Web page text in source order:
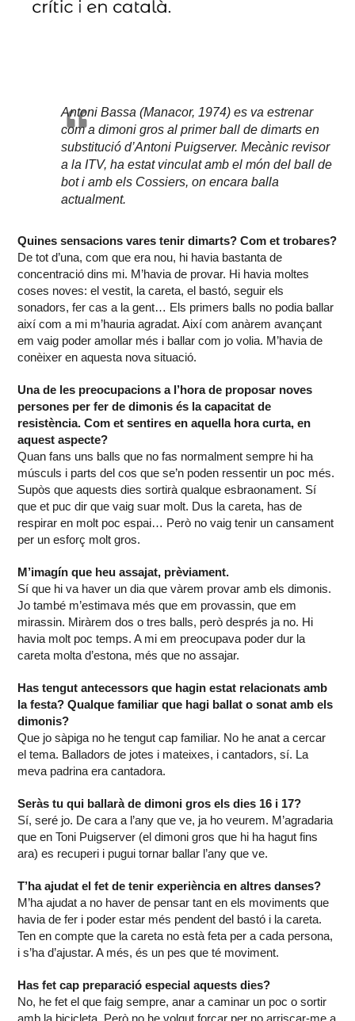
Antoni Bassa (Manacor, 1974) es va estrenar
com a dimoni gros al primer ball de dimarts en
substitució d’Antoni Puigserver. Mecànic revisor
a la ITV, ha estat vinculat amb el món del ball de
bot i amb els Cossiers, on encara balla
actualment.
Quines sensacions vares tenir dimarts? Com et trobares?
De tot d’una, com que era nou, hi havia bastanta de
concentració dins mi. M’havia de provar. Hi havia moltes
coses noves: el vestit, la careta, el bastó, seguir els
sonadors, fer cas a la gent… Els primers balls no podia ballar
així com a mi m’hauria agradat. Així com anàrem avançant
em vaig poder amollar més i ballar com jo volia. M’havia de
conèixer en aquesta nova situació.
Una de les preocupacions a l’hora de proposar noves
persones per fer de dimonis és la capacitat de
resistència. Com et sentires en aquella hora curta, en
aquest aspecte?
Quan fans uns balls que no fas normalment sempre hi ha
músculs i parts del cos que se’n poden ressentir un poc més.
Supòs que aquests dies sortirà qualque esbraonament. Sí
que et puc dir que vaig suar molt. Dus la careta, has de
respirar en molt poc espai… Però no vaig tenir un cansament
per un esforç molt gros.
M’imagín que heu assajat, prèviament.
Sí que hi va haver un dia que vàrem provar amb els dimonis.
Jo també m’estimava més que em provassin, que em
mirassin. Miràrem dos o tres balls, però després ja no. Hi
havia molt poc temps. A mi em preocupava poder dur la
careta molta d’estona, més que no assajar.
Has tengut antecessors que hagin estat relacionats amb
la festa? Qualque familiar que hagi ballat o sonat amb els
dimonis?
Que jo sàpiga no he tengut cap familiar. No he anat a cercar
el tema. Balladors de jotes i mateixes, i cantadors, sí. La
meva padrina era cantadora.
Seràs tu qui ballarà de dimoni gros els dies 16 i 17?
Sí, seré jo. De cara a l’any que ve, ja ho veurem. M’agradaria
que en Toni Puigserver (el dimoni gros que hi ha hagut fins
ara) es recuperi i pugui tornar ballar l’any que ve.
T’ha ajudat el fet de tenir experiència en altres danses?
M’ha ajudat a no haver de pensar tant en els moviments que
havia de fer i poder estar més pendent del bastó i la careta.
Ten en compte que la careta no està feta per a cada persona,
i s’ha d’ajustar. A més, és un pes que té moviment.
Has fet cap preparació especial aquests dies?
No, he fet el que faig sempre, anar a caminar un poc o sortir
amb la bicicleta. Però no he volgut forçar per no arriscar-me a